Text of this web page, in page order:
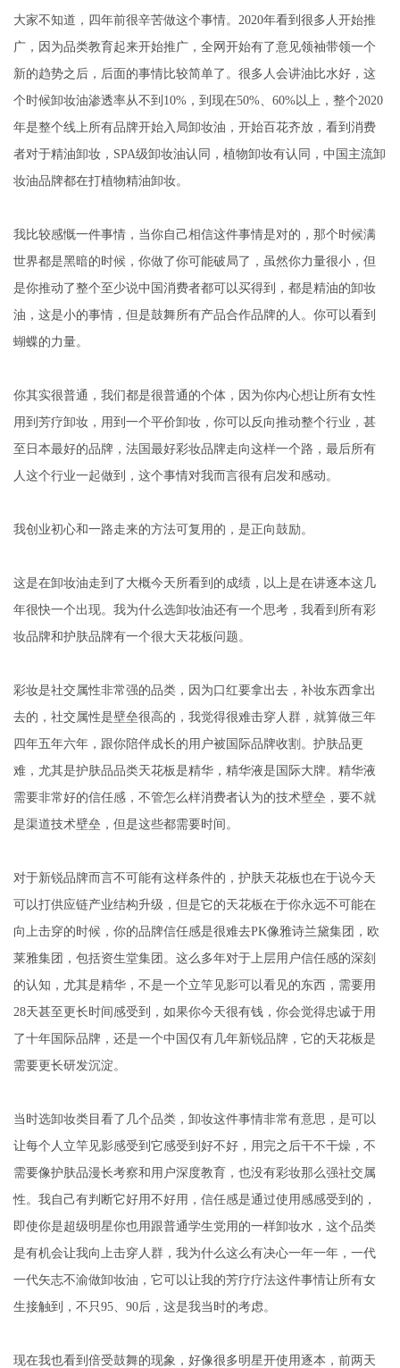
大家不知道，四年前很辛苦做这个事情。2020年看到很多人开始推
广，因为品类教育起来开始推广，全网开始有了意见领袖带领一个
新的趋势之后，后面的事情比较简单了。很多人会讲油比水好，这
个时候卸妆油渗透率从不到10%，到现在50%、60%以上，整个2020
年是整个线上所有品牌开始入局卸妆油，开始百花齐放，看到消费
者对于精油卸妆，SPA级卸妆油认同，植物卸妆有认同，中国主流卸
妆油品牌都在打植物精油卸妆。
我比较感慨一件事情，当你自己相信这件事情是对的，那个时候满
世界都是黑暗的时候，你做了你可能破局了，虽然你力量很小，但
是你推动了整个至少说中国消费者都可以买得到，都是精油的卸妆
油，这是小的事情，但是鼓舞所有产品合作品牌的人。你可以看到
蝴蝶的力量。
你其实很普通，我们都是很普通的个体，因为你内心想让所有女性
用到芳疗卸妆，用到一个平价卸妆，你可以反向推动整个行业，甚
至日本最好的品牌，法国最好彩妆品牌走向这样一个路，最后所有
人这个行业一起做到，这个事情对我而言很有启发和感动。
我创业初心和一路走来的方法可复用的，是正向鼓励。
这是在卸妆油走到了大概今天所看到的成绩，以上是在讲逐本这几
年很快一个出现。我为什么选卸妆油还有一个思考，我看到所有彩
妆品牌和护肤品牌有一个很大天花板问题。
彩妆是社交属性非常强的品类，因为口红要拿出去，补妆东西拿出
去的，社交属性是壁垒很高的，我觉得很难击穿人群，就算做三年
四年五年六年，跟你陪伴成长的用户被国际品牌收割。护肤品更
难，尤其是护肤品品类天花板是精华，精华液是国际大牌。精华液
需要非常好的信任感，不管怎么样消费者认为的技术壁垒，要不就
是渠道技术壁垒，但是这些都需要时间。
对于新锐品牌而言不可能有这样条件的，护肤天花板也在于说今天
可以打供应链产业结构升级，但是它的天花板在于你永远不可能在
向上击穿的时候，你的品牌信任感是很难去PK像雅诗兰黛集团，欧
莱雅集团，包括资生堂集团。这么多年对于上层用户信任感的深刻
的认知，尤其是精华，不是一个立竿见影可以看见的东西，需要用
28天甚至更长时间感受到，如果你今天很有钱，你会觉得忠诚于用
了十年国际品牌，还是一个中国仅有几年新锐品牌，它的天花板是
需要更长研发沉淀。
当时选卸妆类目看了几个品类，卸妆这件事情非常有意思，是可以
让每个人立竿见影感受到它感受到好不好，用完之后干不干燥，不
需要像护肤品漫长考察和用户深度教育，也没有彩妆那么强社交属
性。我自己有判断它好用不好用，信任感是通过使用感感受到的，
即使你是超级明星你也用跟普通学生党用的一样卸妆水，这个品类
是有机会让我向上击穿人群，我为什么这么有决心一年一年，一代
一代矢志不渝做卸妆油，它可以让我的芳疗疗法这件事情让所有女
生接触到，不只95、90后，这是我当时的考虑。
现在我也看到倍受鼓舞的现象，好像很多明星开使用逐本，前两天